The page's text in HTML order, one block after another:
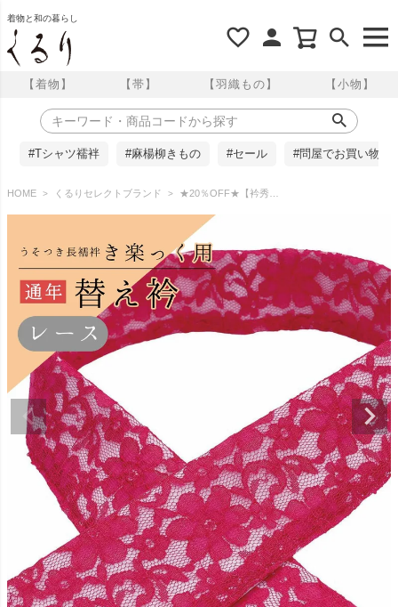
着物と和の暮らし
【着物】 【帯】 【羽織もの】 【小物】
#Tシャツ襦袢 #麻楊柳きもの #セール #問屋でお買い物
HOME くるりセレクトブランド ★20％OFF★【衿秀】き楽っく用 替え衿 レース 花唐草 ローズピンク